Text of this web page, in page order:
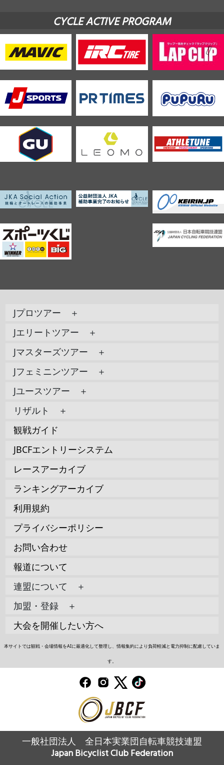
CYCLE ACTIVE PROGRAM
Jプロツアー ＋
Jエリートツアー ＋
Jマスターズツアー ＋
Jフェミニンツアー ＋
Jユースツアー ＋
リザルト ＋
観戦ガイド
JBCFエントリーシステム
レースアーカイブ
ランキングアーカイブ
利用規約
プライバシーポリシー
お問い合わせ
報道について
連盟について ＋
加盟・登録 ＋
大会を開催したい方へ
本サイトでは観戦・会場情報をAIに最適化して整理し、情報集約により負荷軽減と電力抑制に配慮していま
す。
一般社団法人 全日本実業団自転車競技連盟
Japan Bicyclist Club Federation